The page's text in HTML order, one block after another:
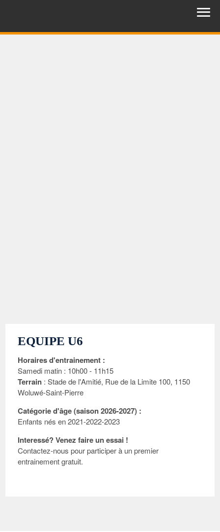
EQUIPE U6
Horaires d'entrainement :
Samedi matin : 10h00 - 11h15
Terrain : Stade de l'Amitié, Rue de la Limite 100, 1150
Woluwé-Saint-Pierre
Catégorie d'âge (saison 2026-2027) :
Enfants nés en 2021-2022-2023
Interessé? Venez faire un essai !
Contactez-nous pour participer à un premier
entrainement gratuit.